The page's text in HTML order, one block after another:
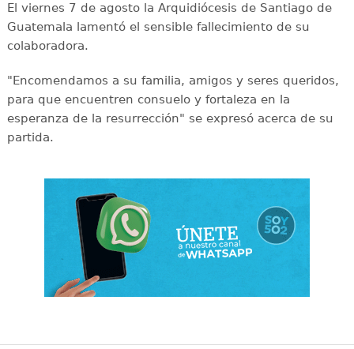
El viernes 7 de agosto la Arquidiócesis de Santiago de
Guatemala lamentó el sensible fallecimiento de su
colaboradora.
"Encomendamos a su familia, amigos y seres queridos,
para que encuentren consuelo y fortaleza en la
esperanza de la resurrección" se expresó acerca de su
partida.